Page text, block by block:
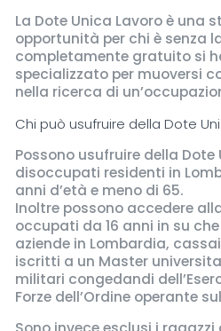
La Dote Unica Lavoro è una
opportunità per chi è senza
completamente gratuito si
specializzato per muoversi
nella ricerca di
Chi può usufruire della Dote
Possono usufruire della Dote
disoccupati residenti in
anni d’età e meno di 65.
Inoltre possono accedere
occupati da 16 anni in su
aziende in Lombardia,
iscritti a un Master
militari congedandi
Forze dell’Ordine operante